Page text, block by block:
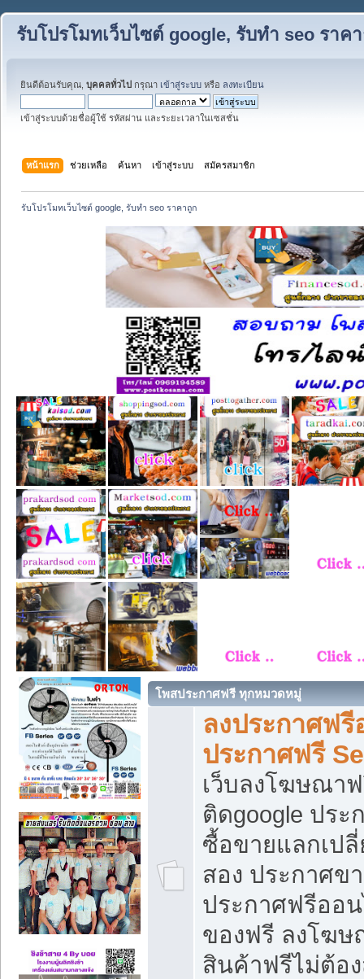
รับโปรโมทเว็บไซต์ google, รับทำ seo ราค
ยินดีต้อนรับคุณ, บุคคลทั่วไป กรุณา เข้าสู่ระบบ หรือ ลงทะเบียน
เข้าสู่ระบบด้วยชื่อผู้ใช้ รหัสผ่าน และระยะเวลาในเซสชั่น
หน้าแรก ช่วยเหลือ ค้นหา เข้าสู่ระบบ สมัครสมาชิก
รับโปรโมทเว็บไซต์ google, รับทำ seo ราคาถูก
โพสประกาศฟรี ทุกหมวดหมู่
ลงประกาศฟ
ประกาศฟรี
เว็บลงโฆษณา
ติดgoogle ปร
ซื้อขายแลกเป
สอง ประกาศข
ประกาศฟรีออ
ของฟรี ลงโฆ
สินค้าฟรีไม่ต้อ